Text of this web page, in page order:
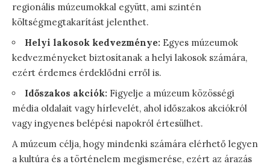
regionális múzeumokkal együtt, ami szintén
költségmegtakarítást jelenthet.
Helyi lakosok kedvezménye: Egyes múzeumok
kedvezményeket biztosítanak a helyi lakosok számára,
ezért érdemes érdeklődni erről is.
Időszakos akciók: Figyelje a múzeum közösségi
média oldalait vagy hírlevelét, ahol időszakos akciókról
vagy ingyenes belépési napokról értesülhet.
A múzeum célja, hogy mindenki számára elérhető legyen
a kultúra és a történelem megismerése, ezért az árazás